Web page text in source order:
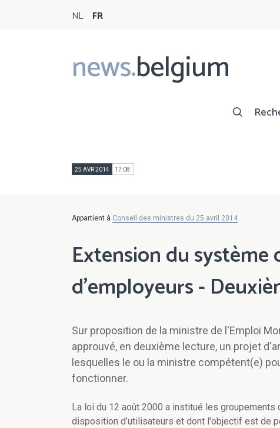
NL FR
news.belgium
Main
navigation
25 AVR 2014 17:08
Appartient à Conseil des ministres du 25 avril 2014
Extension du système
d'employeurs -
Sur proposition de la ministre de l'Emploi
approuvé, en deuxième lecture, un projet
lesquelles le ou la ministre compétent(e)
fonctionner.
La loi du 12 août 2000 a institué les
disposition d’utilisateurs et dont l'objectif est de